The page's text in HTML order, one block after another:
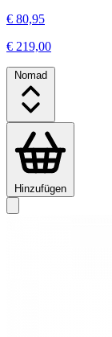
€ 80,95
€ 219,00
Nomad
Hinzufügen